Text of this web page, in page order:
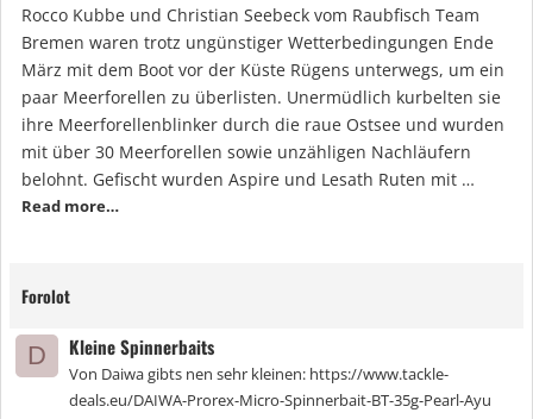
Rocco Kubbe und Christian Seebeck vom Raubfisch Team
Bremen waren trotz ungünstiger Wetterbedingungen Ende
März mit dem Boot vor der Küste Rügens unterwegs, um ein
paar Meerforellen zu überlisten. Unermüdlich kurbelten sie
ihre Meerforellenblinker durch die raue Ostsee und wurden
mit über 30 Meerforellen sowie unzähligen Nachläufern
belohnt. Gefischt wurden Aspire und Lesath Ruten mit …
Read more…
Forolot
D Kleine Spinnerbaits
Von Daiwa gibts nen sehr kleinen: https://www.tackle-
deals.eu/DAIWA-Prorex-Micro-Spinnerbait-BT-35g-Pearl-Ayu